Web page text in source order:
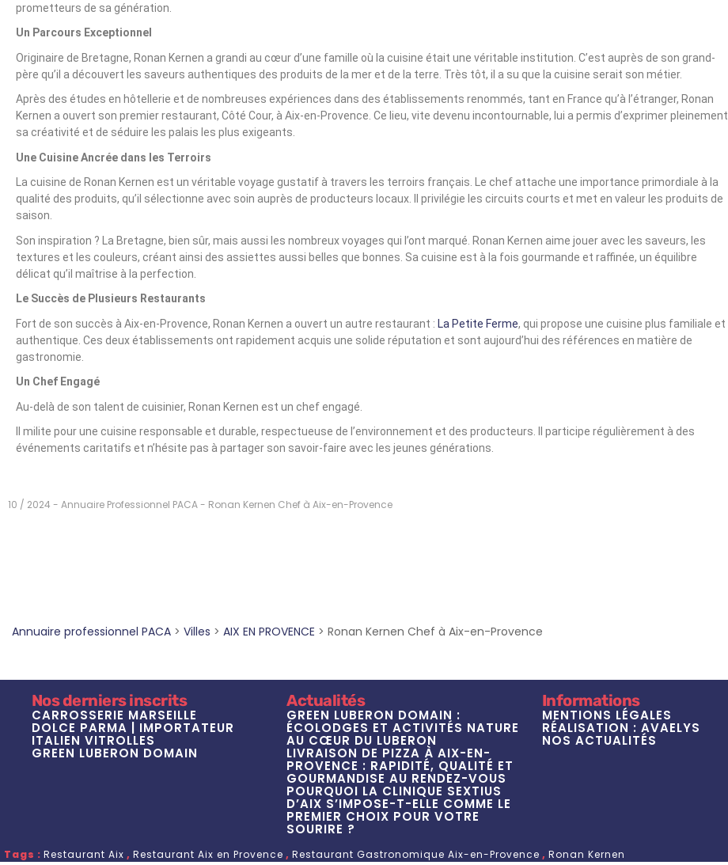
prometteurs de sa génération.
Un Parcours Exceptionnel
Originaire de Bretagne, Ronan Kernen a grandi au cœur d’une famille où la cuisine était une véritable institution. C’est auprès de son grand-
père qu’il a découvert les saveurs authentiques des produits de la mer et de la terre. Très tôt, il a su que la cuisine serait son métier.
Après des études en hôtellerie et de nombreuses expériences dans des établissements renommés, tant en France qu’à l’étranger, Ronan
Kernen a ouvert son premier restaurant, Côté Cour, à Aix-en-Provence. Ce lieu, vite devenu incontournable, lui a permis d’exprimer pleinement
sa créativité et de séduire les palais les plus exigeants.
Une Cuisine Ancrée dans les Terroirs
La cuisine de Ronan Kernen est un véritable voyage gustatif à travers les terroirs français. Le chef attache une importance primordiale à la
qualité des produits, qu’il sélectionne avec soin auprès de producteurs locaux. Il privilégie les circuits courts et met en valeur les produits de
saison.
Son inspiration ? La Bretagne, bien sûr, mais aussi les nombreux voyages qui l’ont marqué. Ronan Kernen aime jouer avec les saveurs, les
textures et les couleurs, créant ainsi des assiettes aussi belles que bonnes. Sa cuisine est à la fois gourmande et raffinée, un équilibre
délicat qu’il maîtrise à la perfection.
Le Succès de Plusieurs Restaurants
Fort de son succès à Aix-en-Provence, Ronan Kernen a ouvert un autre restaurant : La Petite Ferme, qui propose une cuisine plus familiale et
authentique. Ces deux établissements ont rapidement acquis une solide réputation et sont aujourd’hui des références en matière de
gastronomie.
Un Chef Engagé
Au-delà de son talent de cuisinier, Ronan Kernen est un chef engagé.
Il milite pour une cuisine responsable et durable, respectueuse de l’environnement et des producteurs. Il participe régulièrement à des
événements caritatifs et n’hésite pas à partager son savoir-faire avec les jeunes générations.
10 / 2024 - Annuaire Professionnel PACA - Ronan Kernen Chef à Aix-en-Provence
Annuaire professionnel PACA > Villes > AIX EN PROVENCE > Ronan Kernen Chef à Aix-en-Provence
Nos derniers inscrits
CARROSSERIE MARSEILLE
DOLCE PARMA | IMPORTATEUR
ITALIEN VITROLLES
GREEN LUBERON DOMAIN
Actualités
GREEN LUBERON DOMAIN :
ÉCOLODGES ET ACTIVITÉS NATURE
AU CŒUR DU LUBERON
LIVRAISON DE PIZZA À AIX-EN-
PROVENCE : RAPIDITÉ, QUALITÉ ET
GOURMANDISE AU RENDEZ-VOUS
POURQUOI LA CLINIQUE SEXTIUS
D’AIX S’IMPOSE-T-ELLE COMME LE
PREMIER CHOIX POUR VOTRE
SOURIRE ?
Informations
MENTIONS LÉGALES
RÉALISATION : AVAELYS
NOS ACTUALITÉS
Tags : Restaurant Aix , Restaurant Aix en Provence , Restaurant Gastronomique Aix-en-Provence , Ronan Kernen